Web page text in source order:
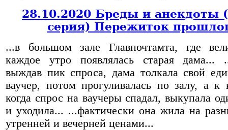
28.10.2020 Бреды и анекдоты
серия) Пережиток
...в большом зале Главпочтамта, где
каждое утро появлялась старая дама...
выждав пик спроса, дама толкала свой
ваучер, потом прогуливалась по залу, а к
когда спрос на ваучеры спадал, выкупала
и уходила... ...фактически она жила на
утренней и вечерней ценами...